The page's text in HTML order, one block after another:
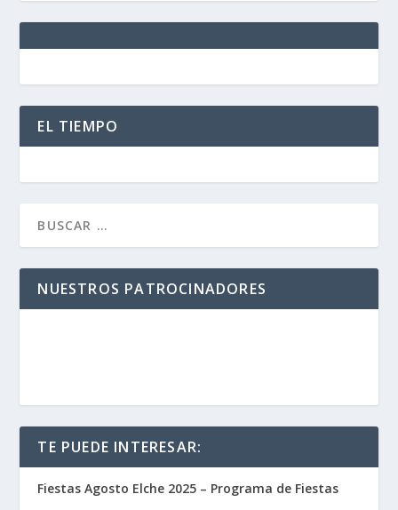
EL TIEMPO
NUESTROS PATROCINADORES
TE PUEDE INTERESAR:
Fiestas Agosto Elche 2025 – Programa de Fiestas